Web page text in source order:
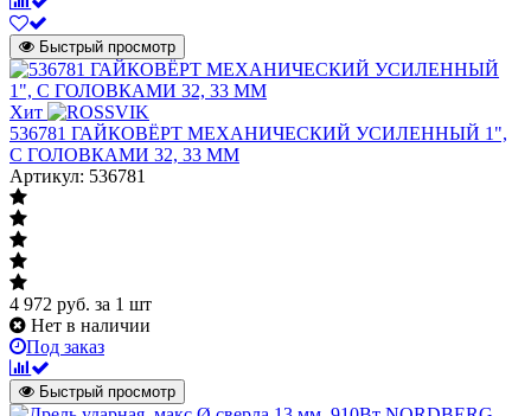
Быстрый просмотр
Хит
536781 ГАЙКОВЁРТ МЕХАНИЧЕСКИЙ УСИЛЕННЫЙ 1",
С ГОЛОВКАМИ 32, 33 ММ
Артикул: 536781
4 972 руб. за 1 шт
Нет в наличии
Под заказ
Быстрый просмотр